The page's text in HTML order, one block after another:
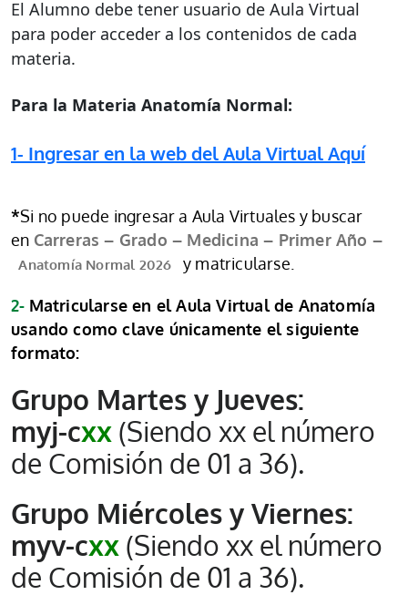
El Alumno debe tener usuario de Aula Virtual
para poder acceder a los contenidos de cada
materia.
Para la Materia Anatomía Normal:
1- Ingresar en la web del Aula VirtualAquí
*Si no puede ingresar a Aula Virtuales y buscar
en Carreras – Grado – Medicina – Primer Año –
Anatomía Normal 2026 y matricularse.
2- Matricularse en el Aula Virtual de Anatomía
usando como clave únicamente el siguiente
formato:
Grupo Martes y Jueves:
myj-cxx (Siendo xx el número
de Comisión de 01 a 36).
Grupo Miércoles y Viernes:
myv-cxx (Siendo xx el número
de Comisión de 01 a 36).